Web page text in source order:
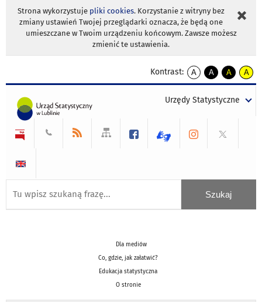
Strona wykorzystuje pliki cookies. Korzystanie z witryny bez
zmiany ustawień Twojej przeglądarki oznacza, że będą one
umieszczane w Twoim urządzeniu końcowym. Zawsze możesz
zmienić te ustawienia.
Kontrast:
A
kontrast
A
kontrast
tekst
czarnym
A
kontrast
tekst
czarnym
A
tekst
żółtym
Urzędy Statystyczne
Dla mediów
Co, gdzie, jak załatwić?
Edukacja statystyczna
O stronie